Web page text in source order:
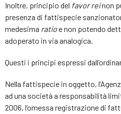
Inoltre, principio del favor reinon
presenza di fattispecie
medesima ratioe non potendo
adoperato in via analogica.
Questi i principi espressi
Nella fattispecie in oggetto,
ad una società a responsabilità
2006, l’omessa registrazione di